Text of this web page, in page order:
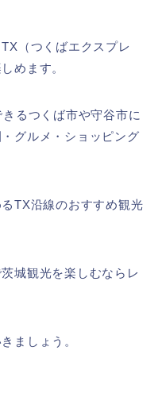
（つくばエクスプレ
めます。
るつくば市や守谷市に
グルメ・ショッピング
TX沿線のおすすめ観光
城観光を楽しむならレ
ましょう。